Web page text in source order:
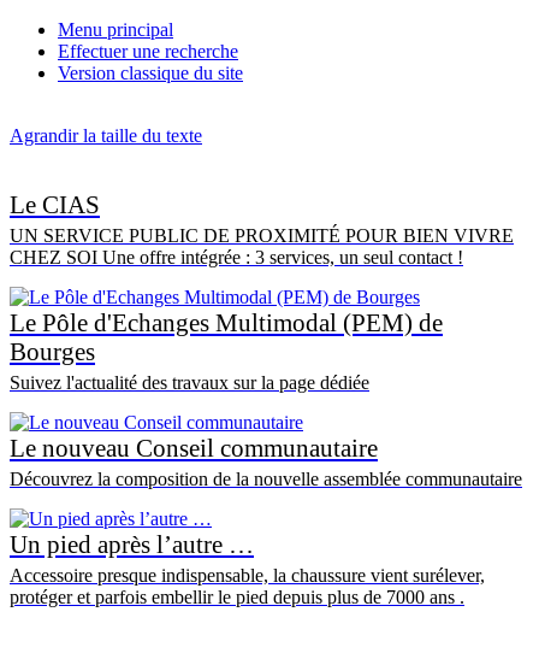
Menu principal
Effectuer une recherche
Version classique du site
Agrandir la taille du texte
Le CIAS
UN SERVICE PUBLIC DE PROXIMITÉ POUR BIEN VIVRE
CHEZ SOI Une offre intégrée : 3 services, un seul contact !
Le Pôle d'Echanges Multimodal (PEM) de
Bourges
Suivez l'actualité des travaux sur la page dédiée
Le nouveau Conseil communautaire
Découvrez la composition de la nouvelle assemblée communautaire
Un pied après l’autre …
Accessoire presque indispensable, la chaussure vient surélever,
protéger et parfois embellir le pied depuis plus de 7000 ans .